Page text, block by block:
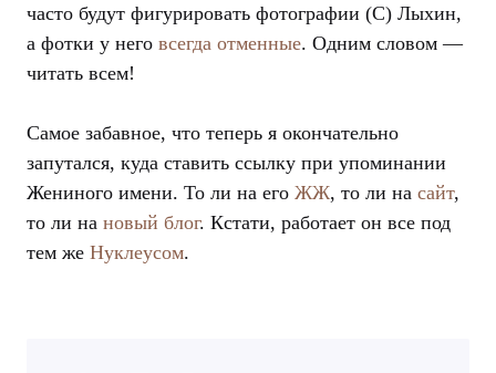
часто будут фигурировать фотографии (C) Лыхин,
а фотки у него всегда отменные. Одним словом —
читать всем!
Самое забавное, что теперь я окончательно
запутался, куда ставить ссылку при упоминании
Жениного имени. То ли на его ЖЖ, то ли на сайт,
то ли на новый блог. Кстати, работает он все под
тем же Нуклеусом.